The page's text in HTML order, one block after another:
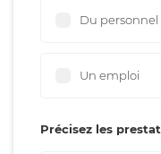
Du
Un emploi
Précisez les